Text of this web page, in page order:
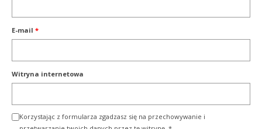
E-mail *
Witryna internetowa
Korzystając z formularza zgadzasz się na przechowywanie i